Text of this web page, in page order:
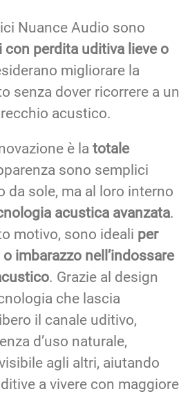
Nuance Audio sono
con perdita uditiva lieve o
migliorare la
senza dover ricorrere a un
acustico.
è la totale
sono semplici
da sole, ma al loro interno
acustica avanzata.
motivo, sono ideali per
imbarazzo nell’indossare
. Grazie al design
che lascia
il canale uditivo,
d’uso naturale,
agli altri, aiutando
a vivere con maggiore